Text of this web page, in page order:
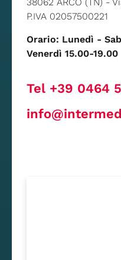
P.IVA 02057500221
Orario: Lunedì -
Venerdì 15.00-19.00
Tel +39 0464